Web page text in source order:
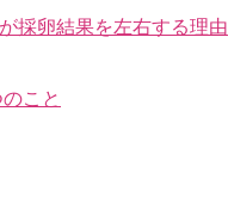
採卵結果を左右する理由
こと